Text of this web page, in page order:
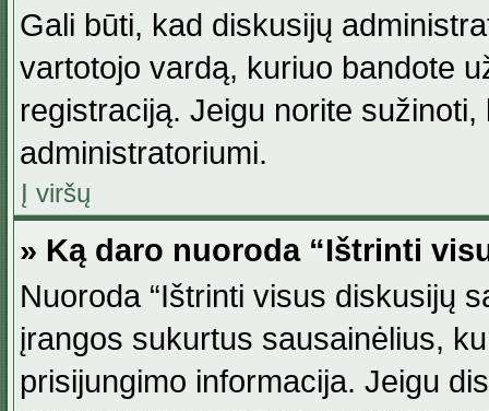
Gali būti, kad diskusijų
vartotojo vardą, kuriuo bandote
registraciją. Jeigu norite
administratoriumi.
Į viršų
» Ką daro nuoroda “Ištrinti
Nuoroda “Ištrinti visus diskusijų
įrangos sukurtus sausainėlius,
prisijungimo informacija. Jeigu